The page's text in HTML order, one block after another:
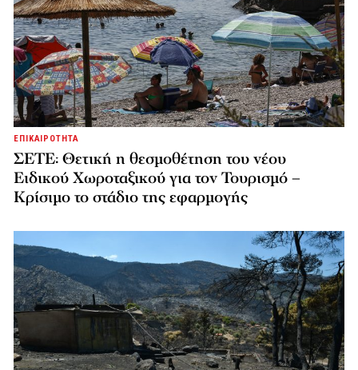
ΕΠΙΚΑΙΡΟΤΗΤΑ
ΣΕΤΕ: Θετική η θεσμοθέτηση του νέου
Ειδικού Χωροταξικού για τον Τουρισμό –
Κρίσιμο το στάδιο της εφαρμογής